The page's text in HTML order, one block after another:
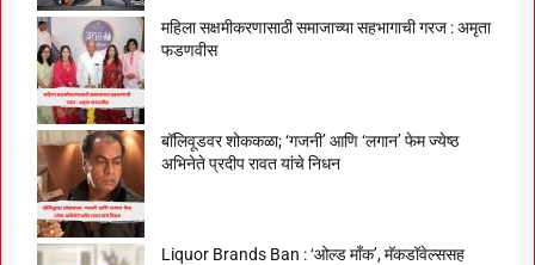
महिला सक्षमीकरणासाठी समाजाच्या सहभागाची गरज : अमृता
फडणवीस
बॉलिवूडवर शोककळा; ‘गजनी’ आणि ‘लगान’ फेम ज्येष्ठ
अभिनेते प्रदीप रावत यांचे निधन
Liquor Brands Ban : ‘ओल्ड मॉंक’, मॅकडॉवेल्ससह